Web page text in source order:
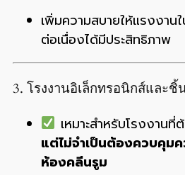
เพิ่มความสบายให้แรงงาน
ต่อเนื่องได้มีประสิทธิภาพ
3. โรงงานอิเล็กทรอนิกส์และ
เหมาะสำหรับโรงงานที่
แต่ไม่จำเป็นต้องควบคุม
ห้องคลีนรูม